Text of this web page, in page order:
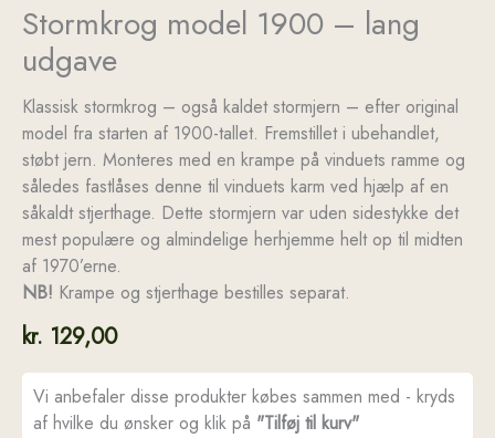
Stormkrog model 1900 – lang
udgave
Klassisk stormkrog – også kaldet stormjern – efter original
model fra starten af 1900-tallet. Fremstillet i ubehandlet,
støbt jern. Monteres med en krampe på vinduets ramme og
således fastlåses denne til vinduets karm ved hjælp af en
såkaldt stjerthage. Dette stormjern var uden sidestykke det
mest populære og almindelige herhjemme helt op til midten
af 1970’erne.
NB! Krampe og stjerthage bestilles separat.
kr. 129,00
Vi anbefaler disse produkter købes sammen med - kryds
af hvilke du ønsker og klik på "Tilføj til kurv"
-
lang
udgave
antal